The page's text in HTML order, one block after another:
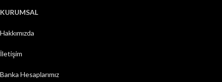
KURUMSAL
Hakkımızda
İletişim
Banka Hesaplarımız